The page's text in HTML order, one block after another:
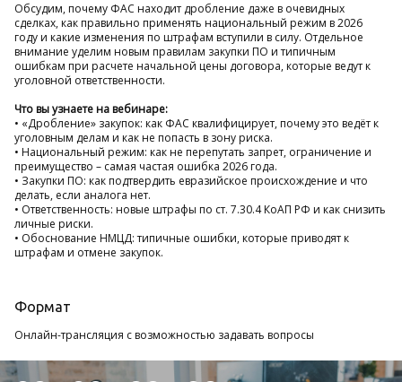
Обсудим, почему ФАС находит дробление даже в очевидных
сделках, как правильно применять национальный режим в 2026
году и какие изменения по штрафам вступили в силу. Отдельное
внимание уделим новым правилам закупки ПО и типичным
ошибкам при расчете начальной цены договора, которые ведут к
уголовной ответственности.
Что вы узнаете на вебинаре:
• «Дробление» закупок: как ФАС квалифицирует, почему это ведёт к
уголовным делам и как не попасть в зону риска.
• Национальный режим: как не перепутать запрет, ограничение и
преимущество – самая частая ошибка 2026 года.
• Закупки ПО: как подтвердить евразийское происхождение и что
делать, если аналога нет.
• Ответственность: новые штрафы по ст. 7.30.4 КоАП РФ и как снизить
личные риски.
• Обоснование НМЦД: типичные ошибки, которые приводят к
штрафам и отмене закупок.
Формат
Онлайн-трансляция с возможностью задавать вопросы